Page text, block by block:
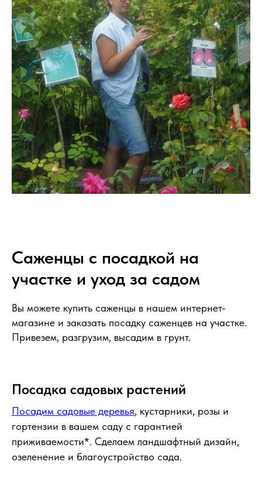
Саженцы с посадкой на
участке и уход за садом
Вы можете купить саженцы в нашем интернет-
магазине и заказать посадку саженцев на участке.
Привезем, разгрузим, высадим в грунт.
Посадка садовых растений
Посадим садовые деревья, кустарники, розы и
гортензии в вашем саду с гарантией
приживаемости*. Сделаем ландшафтный дизайн,
озеленение и благоустройство сада.